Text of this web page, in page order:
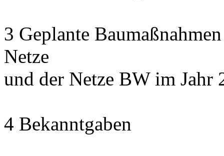
3 Geplante
Netze
und der Netze BW im Jahr
4 Bekanntgaben